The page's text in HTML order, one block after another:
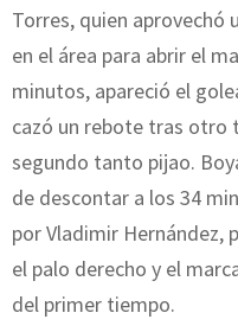
Torres, quien aprovechó
en el área para abrir el
minutos, apareció el
cazó un rebote tras otro
segundo tanto pijao.
de descontar a los 34
por Vladimir Hernández,
el palo derecho y el
del primer tiempo.